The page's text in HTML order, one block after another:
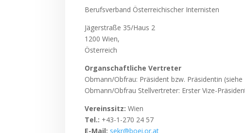
Berufsverband Österreichischer Internisten
Jägerstraße 35/Haus 2
1200 Wien,
Österreich
Organschaftliche Vertreter
Obmann/Obfrau: Präsident bzw. Präsidentin (siehe
Obmann/Obfrau Stellvertreter: Erster Vize-
Vereinssitz: Wien
Tel.: +43-1-270 24 57
E-Mail: sekr@boei.or.at